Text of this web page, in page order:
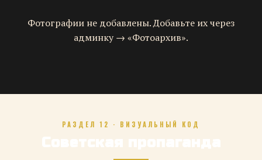
Фотографии не добавлены. Добавьте их через
админку → «Фотоархив».
РАЗДЕЛ 12 · ВИЗУАЛЬНЫЙ КОД
Советская пропаганда